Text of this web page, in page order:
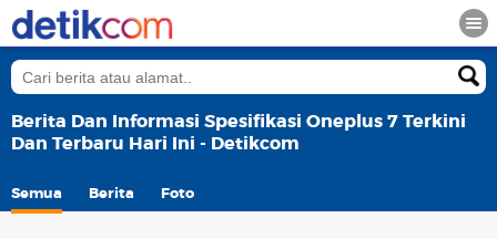
Berita Dan Informasi Spesifikasi Oneplus 7 Terkini
Dan Terbaru Hari Ini - Detikcom
Semua Berita Foto